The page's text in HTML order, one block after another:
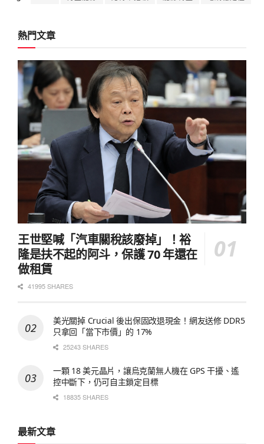
熱門文章
王世堅喊「汽車關稅該廢掉」！裕
隆是扶不起的阿斗，保護 70 年還在
做租賃
41995 SHARES
美光關掉 Crucial 後出保固改退現金！網友送修 DDR5
只拿回「當下市價」的 17%
25243 SHARES
一顆 18 美元晶片，讓烏克蘭無人機在 GPS 干擾、遙
控中斷下，仍可自主鎖定目標
18835 SHARES
最新文章